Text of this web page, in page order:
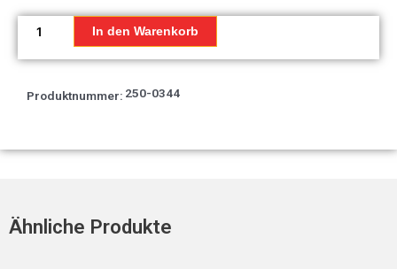
Öl,
Abdichtung
In den Warenkorb
Produktnummer: 250-0344
Ähnliche Produkte